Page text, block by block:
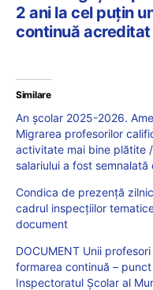
2 ani la cel puțin
continuă acreditat
Similare
An școlar 2025-2026.
Migrarea profesorilor
activitate mai bine plătite
salariului a fost
Condica de prezență
cadrul inspecțiilor
document
DOCUMENT Unii
formarea continuă –
Inspectoratul Școlar al